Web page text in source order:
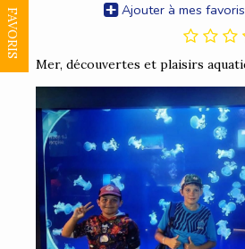
FAVORIS Ajouter à mes favoris
Mer, découvertes et plaisirs